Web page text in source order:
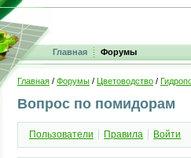
Главная Форумы
Главная / Форумы / Цветоводство /
Вопрос по помидорам
Пользователи Правила Войти